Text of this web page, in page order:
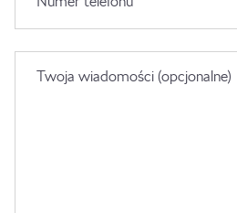
Twoja wiadomości (opcjonalne)